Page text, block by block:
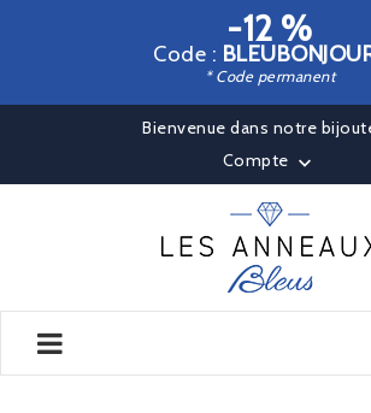
-12 %
Code :
* Code permanent
Bienvenue dans notre
Compte 